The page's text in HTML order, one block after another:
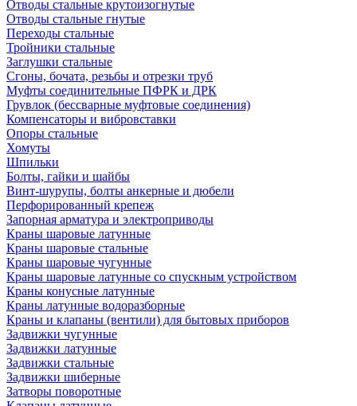
Отводы стальные крутоизогнутые
Отводы стальные гнутые
Переходы стальные
Тройники стальные
Заглушки стальные
Сгоны, бочата, резьбы и отрезки труб
Муфты соединительные ПФРК и ДРК
Грувлок (бессварные муфтовые соединения)
Компенсаторы и вибровставки
Опоры стальные
Хомуты
Шпильки
Болты, гайки и шайбы
Винт-шурупы, болты анкерные и дюбели
Перфорированный крепеж
Запорная арматура и электроприводы
Краны шаровые латунные
Краны шаровые стальные
Краны шаровые чугунные
Краны шаровые латунные со спускным устройством
Краны конусные латунные
Краны латунные водоразборные
Краны и клапаны (вентили) для бытовых приборов
Задвижки чугунные
Задвижки латунные
Задвижки стальные
Задвижки шиберные
Затворы поворотные